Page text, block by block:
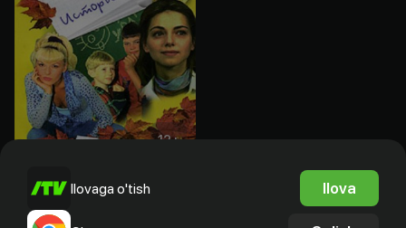
12+
Простые истины
Bepul
Ilovaga o'tish Ilova